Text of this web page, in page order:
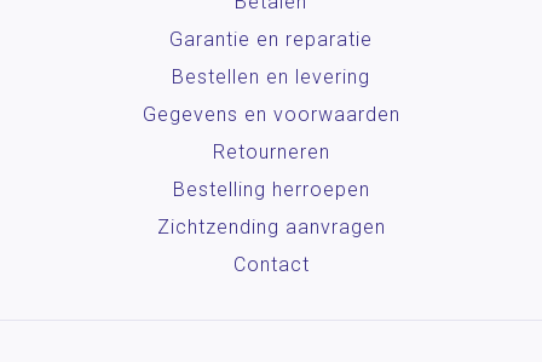
Garantie en reparatie
Bestellen en levering
Gegevens en voorwaarden
Retourneren
Bestelling herroepen
Zichtzending aanvragen
Contact